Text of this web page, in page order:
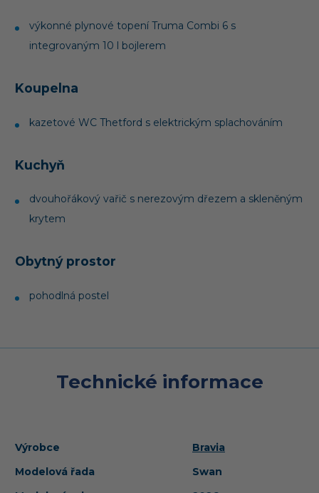
výkonné plynové topení Truma Combi 6 s
integrovaným 10 l bojlerem
Koupelna
kazetové WC Thetford s elektrickým splachováním
Kuchyň
dvouhořákový vařič s nerezovým dřezem a skleněným
krytem
Obytný prostor
pohodlná postel
Technické informace
Výrobce
Bravia
Modelová řada
Swan